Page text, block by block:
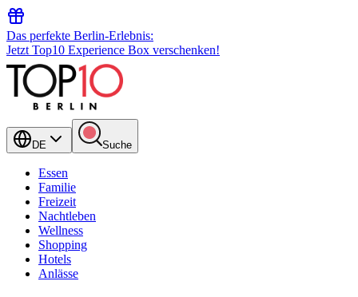
Das perfekte Berlin-Erlebnis:
Jetzt Top10 Experience Box verschenken!
DE Suche
Essen
Familie
Freizeit
Nachtleben
Wellness
Shopping
Hotels
Anlässe